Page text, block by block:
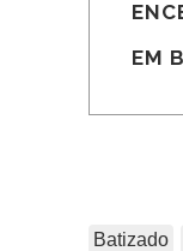
EM
Batizado